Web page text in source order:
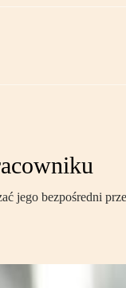
jego bezpośredni